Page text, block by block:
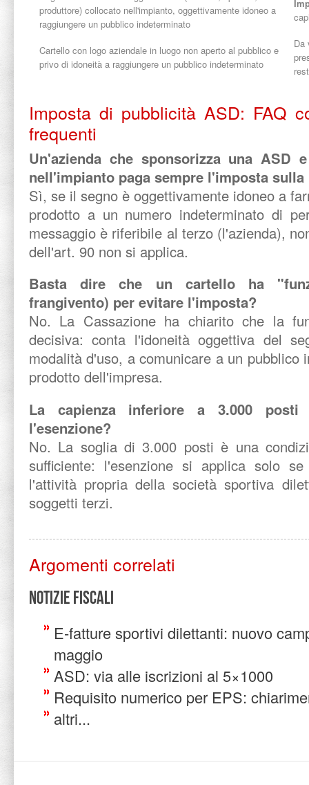
produttore) collocato nell'impianto, oggettivamente idoneo a
raggiungere un pubblico indeterminato
Cartello con logo aziendale in luogo non aperto al pubblico e
privo di idoneità a raggiungere un pubblico indeterminato
Da
Imposta di pubblicità ASD: FAQ
frequenti
Un'azienda che sponsorizza una ASD
nell'impianto paga sempre l'imposta
Sì, se il segno è oggettivamente idoneo a
prodotto a un numero indeterminato di
messaggio è riferibile al terzo (l'azienda),
dell'art. 90 non si applica.
Basta dire che un cartello ha
frangivento) per evitare l'imposta?
No. La Cassazione ha chiarito che la
decisiva: conta l'idoneità oggettiva del
modalità d'uso, a comunicare a un pubblico
prodotto dell'impresa.
La capienza inferiore a 3.000 posti
l'esenzione?
No. La soglia di 3.000 posti è una
sufficiente: l'esenzione si applica solo
l'attività propria della società sportiva
soggetti terzi.
Argomenti correlati
Notizie Fiscali
E-fatture sportivi dilettanti: nuovo
maggio
ASD: via alle iscrizioni al 5×1000
Requisito numerico per EPS:
altri...